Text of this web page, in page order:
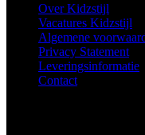
Over Kidzstijl
Vacatures Kidzstijl
Algemene
Privacy Statement
Leveringsinformatie
Contact